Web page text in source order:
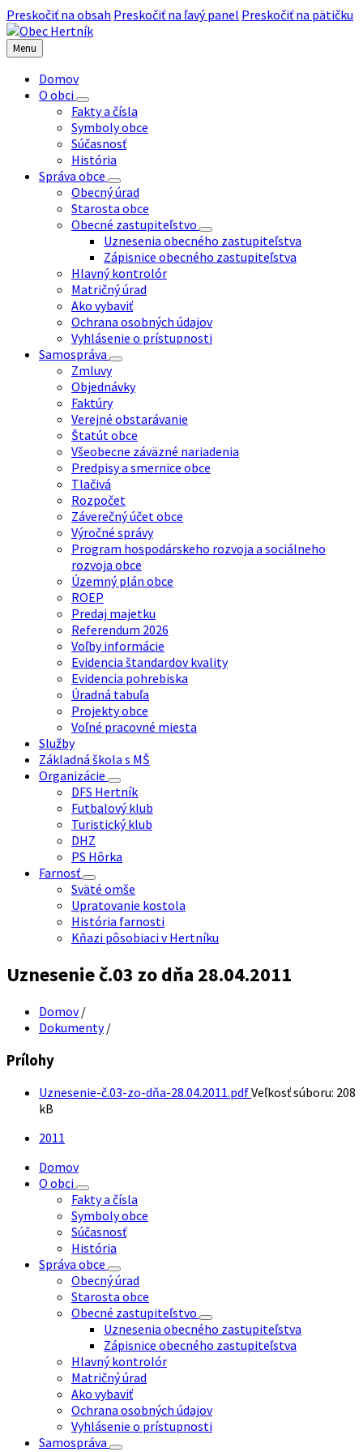
Preskočiť na obsah Preskočiť na ľavý panel Preskočiť na pätičku
Menu
Domov
O obci
Fakty a čísla
Symboly obce
Súčasnosť
História
Správa obce
Obecný úrad
Starosta obce
Obecné zastupiteľstvo
Uznesenia obecného zastupiteľstva
Zápisnice obecného zastupiteľstva
Hlavný kontrolór
Matričný úrad
Ako vybaviť
Ochrana osobných údajov
Vyhlásenie o prístupnosti
Samospráva
Zmluvy
Objednávky
Faktúry
Verejné obstarávanie
Štatút obce
Všeobecne záväzné nariadenia
Predpisy a smernice obce
Tlačivá
Rozpočet
Záverečný účet obce
Výročné správy
Program hospodárskeho rozvoja a sociálneho
rozvoja obce
Územný plán obce
ROEP
Predaj majetku
Referendum 2026
Voľby informácie
Evidencia štandardov kvality
Evidencia pohrebiska
Úradná tabuľa
Projekty obce
Voľné pracovné miesta
Služby
Základná škola s MŠ
Organizácie
DFS Hertník
Futbalový klub
Turistický klub
DHZ
PS Hôrka
Farnosť
Sväté omše
Upratovanie kostola
História farnosti
Kňazi pôsobiaci v Hertníku
Uznesenie č.03 zo dňa 28.04.2011
Domov /
Dokumenty /
Prílohy
Uznesenie-č.03-zo-dňa-28.04.2011.pdfVeľkosť súboru: 208
kB
2011
Domov
O obci
Fakty a čísla
Symboly obce
Súčasnosť
História
Správa obce
Obecný úrad
Starosta obce
Obecné zastupiteľstvo
Uznesenia obecného zastupiteľstva
Zápisnice obecného zastupiteľstva
Hlavný kontrolór
Matričný úrad
Ako vybaviť
Ochrana osobných údajov
Vyhlásenie o prístupnosti
Samospráva